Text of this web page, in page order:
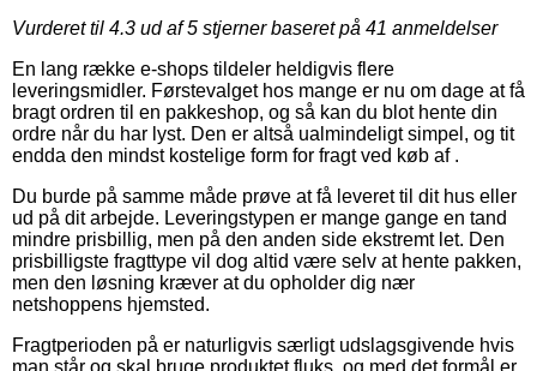
Vurderet til 4.3 ud af 5 stjerner baseret på 41 anmeldelser
En lang række e-shops tildeler heldigvis flere
leveringsmidler. Førstevalget hos mange er nu om dage at få
bragt ordren til en pakkeshop, og så kan du blot hente din
ordre når du har lyst. Den er altså ualmindeligt simpel, og tit
endda den mindst kostelige form for fragt ved køb af .
Du burde på samme måde prøve at få leveret til dit hus eller
ud på dit arbejde. Leveringstypen er mange gange en tand
mindre prisbillig, men på den anden side ekstremt let. Den
prisbilligste fragttype vil dog altid være selv at hente pakken,
men den løsning kræver at du opholder dig nær
netshoppens hjemsted.
Fragtperioden på er naturligvis særligt udslagsgivende hvis